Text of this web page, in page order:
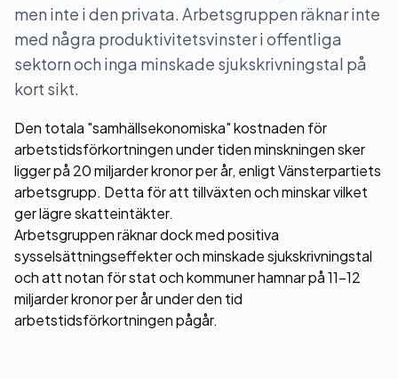
men inte i den privata. Arbetsgruppen räknar inte
med några produktivitetsvinster i offentliga
sektorn och inga minskade sjukskrivningstal på
kort sikt.
Den totala "samhällsekonomiska" kostnaden för
arbetstidsförkortningen under tiden minskningen sker
ligger på 20 miljarder kronor per år, enligt Vänsterpartiets
arbetsgrupp. Detta för att tillväxten och minskar vilket
ger lägre skatteintäkter.
Arbetsgruppen räknar dock med positiva
sysselsättningseffekter och minskade sjukskrivningstal
och att notan för stat och kommuner hamnar på 11-12
miljarder kronor per år under den tid
arbetstidsförkortningen pågår.